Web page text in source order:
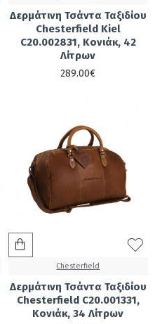
Δερμάτινη Τσάντα Ταξιδίου
Chesterfield Kiel
C20.002831, Κονιάκ, 42
Λίτρων
289.00€
Chesterfield
Δερμάτινη Τσάντα Ταξιδίου
Chesterfield C20.001331,
Kονιάκ, 34 Λίτρων